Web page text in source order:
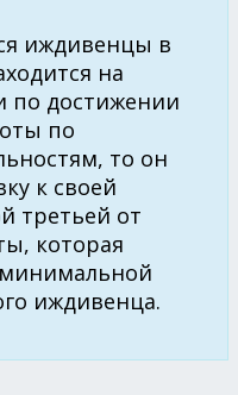
иждивенцы в
на
по достижении
по
то он
к своей
третьей от
которая
иждивенца.